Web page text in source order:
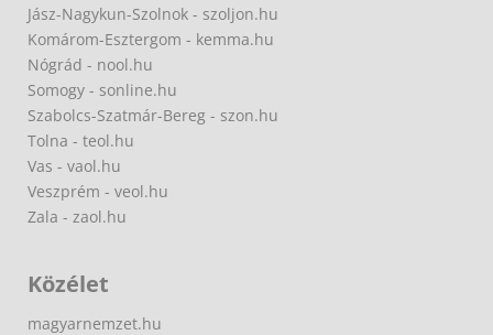
Jász-Nagykun-Szolnok - szoljon.hu
Komárom-Esztergom - kemma.hu
Nógrád - nool.hu
Somogy - sonline.hu
Szabolcs-Szatmár-Bereg - szon.hu
Tolna - teol.hu
Vas - vaol.hu
Veszprém - veol.hu
Zala - zaol.hu
Közélet
magyarnemzet.hu